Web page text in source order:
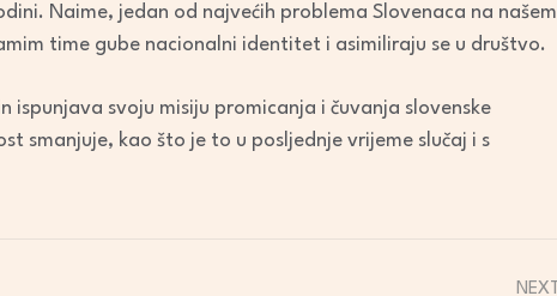
Naime, jedan od najvećih problema Slovenaca na našem
time gube nacionalni identitet i asimiliraju se u društvo.
ispunjava svoju misiju promicanja i čuvanja slovenske
smanjuje, kao što je to u posljednje vrijeme slučaj i s
NEXT